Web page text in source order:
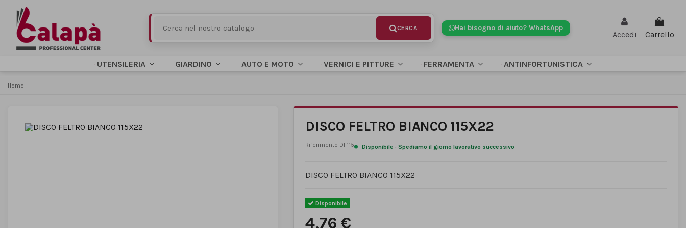
Hai bisogno di aiuto? WhatsApp
Accedi Carrello
UTENSILERIA GIARDINO AUTO E MOTO VERNICI E PITTURE FERRAMENTA ANTINFORTUNISTICA
Home
DISCO FELTRO BIANCO 115X22
Riferimento DF115 Disponibile · Spediamo il giorno lavorativo successivo
DISCO FELTRO BIANCO 115X22
Disponibile
4,76 €